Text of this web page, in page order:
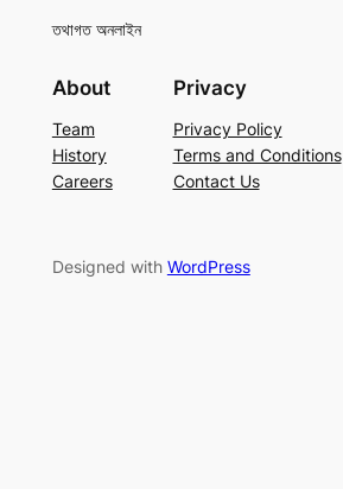
তথাগত অনলাইন
About
Team
History
Careers
Privacy
Privacy Policy
Terms and Conditions
Contact Us
Designed with WordPress